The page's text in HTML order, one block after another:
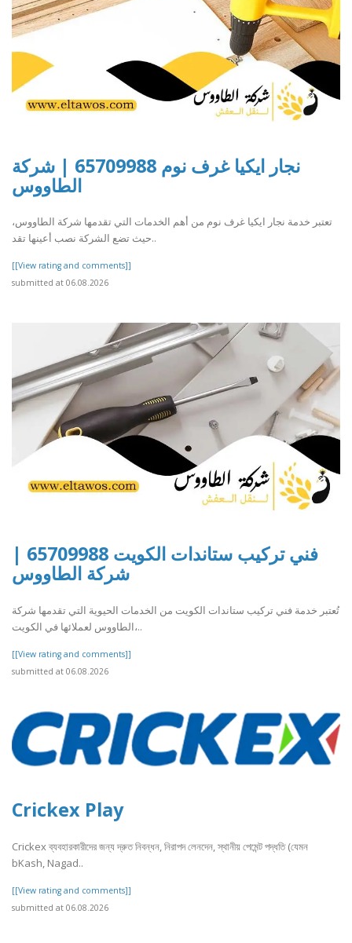
نجار ايكيا غرف نوم 65709988 | شركة
الطاووس
تعتبر خدمة نجار ايكيا غرف نوم من أهم الخدمات التي تقدمها شركة الطاووس،
حيث تضع الشركة نصب أعينها تقد..
[[View rating and comments]]
submitted at 06.08.2026
فني تركيب ستاندات الكويت 65709988 |
شركة الطاووس
تُعتبر خدمة فني تركيب ستاندات الكويت من الخدمات الحيوية التي تقدمها شركة
الطاووس لعملائها في الكويت،..
[[View rating and comments]]
submitted at 06.08.2026
Crickex Play
Crickex ব্যবহারকারীদের জন্য দ্রুত নিবন্ধন, নিরাপদ লেনদেন, স্থানীয় পেমেন্ট পদ্ধতি (যেমন
bKash, Nagad..
[[View rating and comments]]
submitted at 06.08.2026